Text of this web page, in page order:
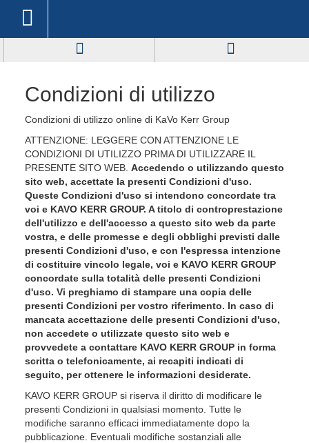
Condizioni di utilizzo
Condizioni di utilizzo online di KaVo Kerr Group
ATTENZIONE: LEGGERE CON ATTENZIONE LE
CONDIZIONI DI UTILIZZO PRIMA DI UTILIZZARE IL
PRESENTE SITO WEB. Accedendo o utilizzando questo
sito web, accettate la presenti Condizioni d'uso.
Queste Condizioni d'uso si intendono concordate tra
voi e KAVO KERR GROUP. A titolo di controprestazione
dell'utilizzo e dell'accesso a questo sito web da parte
vostra, e delle promesse e degli obblighi previsti dalle
presenti Condizioni d'uso, e con l'espressa intenzione
di costituire vincolo legale, voi e KAVO KERR GROUP
concordate sulla totalità delle presenti Condizioni
d'uso. Vi preghiamo di stampare una copia delle
presenti Condizioni per vostro riferimento. In caso di
mancata accettazione delle presenti Condizioni d'uso,
non accedete o utilizzate questo sito web e
provvedete a contattare KAVO KERR GROUP in forma
scritta o telefonicamente, ai recapiti indicati di
seguito, per ottenere le informazioni desiderate.
KAVO KERR GROUP si riserva il diritto di modificare le
presenti Condizioni in qualsiasi momento. Tutte le
modifiche saranno efficaci immediatamente dopo la
pubblicazione. Eventuali modifiche sostanziali alle